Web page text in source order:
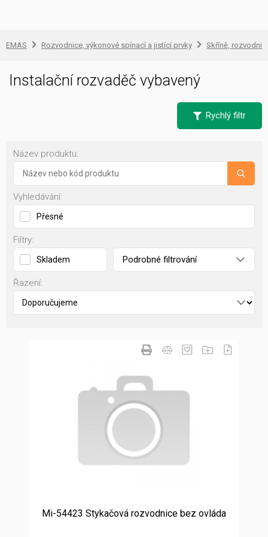
EMAS Rozvodnice, výkonové spínací a jistící prvky Skříně,
Instalační rozvaděč vybavený
Rychlý filtr
Název produktu:
Vyhledávání:
Přesné
Filtry:
Skladem Podrobné filtrování
Řazení:
Mi-54423 Stykačová rozvodnice bez ovláda